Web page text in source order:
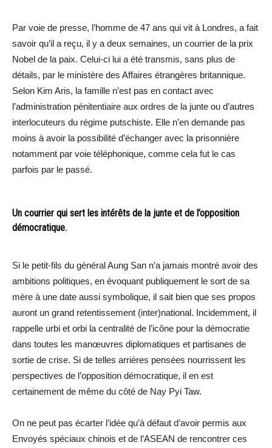
Par voie de presse, l’homme de 47 ans qui vit à Londres, a fait
savoir qu’il a reçu, il y a deux semaines, un courrier de la prix
Nobel de la paix. Celui-ci lui a été transmis, sans plus de
détails, par le ministère des Affaires étrangères britannique.
Selon Kim Aris, la famille n’est pas en contact avec
l’administration pénitentiaire aux ordres de la junte ou d’autres
interlocuteurs du régime putschiste. Elle n’en demande pas
moins à avoir la possibilité d’échanger avec la prisonnière
notamment par voie téléphonique, comme cela fut le cas
parfois par le passé.
Un courrier qui sert les intérêts de la junte et de l’opposition
démocratique.
Si le petit-fils du général Aung San n’a jamais montré avoir des
ambitions politiques, en évoquant publiquement le sort de sa
mère à une date aussi symbolique, il sait bien que ses propos
auront un grand retentissement (inter)national. Incidemment, il
rappelle urbi et orbi la centralité de l’icône pour la démocratie
dans toutes les manœuvres diplomatiques et partisanes de
sortie de crise. Si de telles arrières pensées nourrissent les
perspectives de l’opposition démocratique, il en est
certainement de même du côté de Nay Pyi Taw.
On ne peut pas écarter l’idée qu’à défaut d’avoir permis aux
Envoyés spéciaux chinois et de l’ASEAN de rencontrer ces